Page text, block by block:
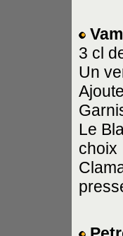
3 cl
Un
Le